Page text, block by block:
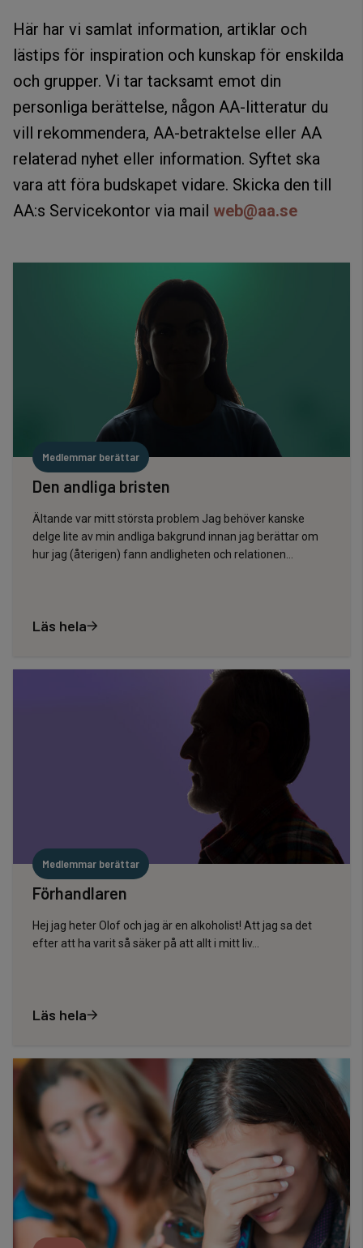
Här har vi samlat information, artiklar och
lästips för inspiration och kunskap för enskilda
och grupper. Vi tar tacksamt emot din
personliga berättelse, någon AA-litteratur du
vill rekommendera, AA-betraktelse eller AA
relaterad nyhet eller information. Syftet ska
vara att föra budskapet vidare. Skicka den till
AA:s Servicekontor via mail web@aa.se
Medlemmar berättar
Den andliga bristen
Ältande var mitt största problem Jag behöver kanske
delge lite av min andliga bakgrund innan jag berättar om
hur jag (återigen) fann andligheten och relationen…
Läs hela
Medlemmar berättar
Förhandlaren
Hej jag heter Olof och jag är en alkoholist! Att jag sa det
efter att ha varit så säker på att allt i mitt liv…
Läs hela